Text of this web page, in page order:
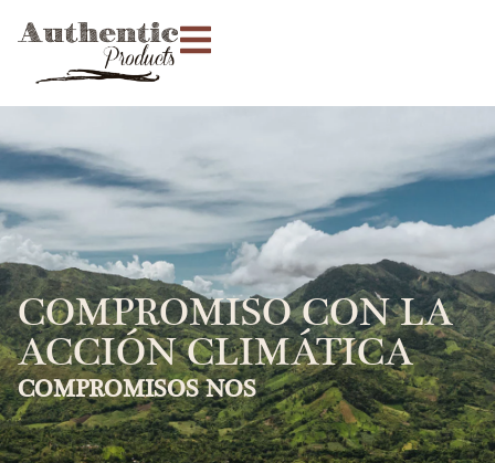
COMPROMISO CON LA
ACCIÓN CLIMÁTICA
COMPROMISOS NOS